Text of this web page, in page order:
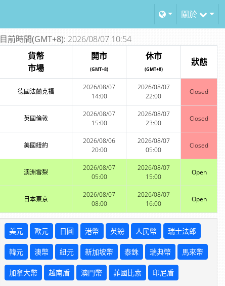
關於
目前時間(GMT+8): 2026/08/07 10:54
貨幣
市場
開市
(GMT+8)
休市
(GMT+8)
狀態
德國法蘭克福
2026/08/07
14:00
2026/08/07
22:00
Closed
英國倫敦
2026/08/07
15:00
2026/08/07
23:00
Closed
美國紐約
2026/08/06
20:00
2026/08/07
05:00
Closed
澳洲雪梨
2026/08/07
05:00
2026/08/07
15:00
Open
日本東京
2026/08/07
08:00
2026/08/07
16:00
Open
美元 歐元 日圓 港幣 英鎊 人民幣 瑞士法郎
韓元 澳幣 紐元 新加坡幣 泰銖 瑞典幣 馬來幣
加拿大幣 越南盾 澳門幣 菲國比索 印尼盾